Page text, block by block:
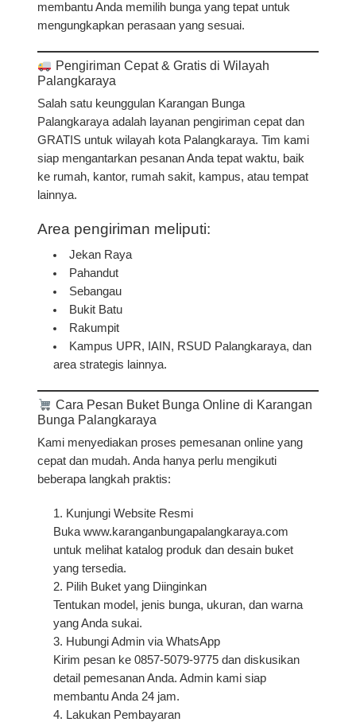
membantu Anda memilih bunga yang tepat untuk
mengungkapkan perasaan yang sesuai.
Pengiriman Cepat & Gratis di Wilayah
Palangkaraya
Salah satu keunggulan Karangan Bunga
Palangkaraya adalah layanan pengiriman cepat dan
GRATIS untuk wilayah kota Palangkaraya. Tim kami
siap mengantarkan pesanan Anda tepat waktu, baik
ke rumah, kantor, rumah sakit, kampus, atau tempat
lainnya.
Area pengiriman meliputi:
Jekan Raya
Pahandut
Sebangau
Bukit Batu
Rakumpit
Kampus UPR, IAIN, RSUD Palangkaraya, dan
area strategis lainnya.
Cara Pesan Buket Bunga Online di Karangan
Bunga Palangkaraya
Kami menyediakan proses pemesanan online yang
cepat dan mudah. Anda hanya perlu mengikuti
beberapa langkah praktis:
Kunjungi Website Resmi
Bukawww.karanganbungapalangkaraya.com
untuk melihat katalog produk dan desain buket
yang tersedia.
Pilih Buket yang Diinginkan
Tentukan model, jenis bunga, ukuran, dan warna
yang Anda sukai.
Hubungi Admin via WhatsApp
Kirim pesan ke 0857-5079-9775 dan diskusikan
detail pemesanan Anda. Admin kami siap
membantu Anda 24 jam.
Lakukan Pembayaran